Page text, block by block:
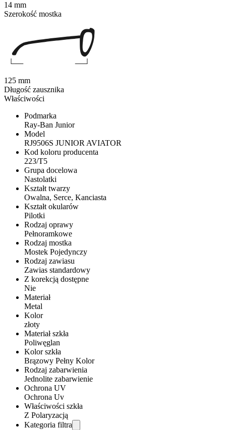
Właściwości
Podmarka
Ray-Ban Junior
Model
RJ9506S JUNIOR AVIATOR
Kod koloru producenta
223/T5
Grupa docelowa
Nastolatki
Kształt twarzy
Owalna, Serce, Kanciasta
Kształt okularów
Pilotki
Rodzaj oprawy
Pełnoramkowe
Rodzaj mostka
Mostek Pojedynczy
Rodzaj zawiasu
Zawias standardowy
Z korekcją dostępne
Nie
Materiał
Metal
Kolor
złoty
Materiał szkła
Poliwęglan
Kolor szkła
Brązowy Pełny Kolor
Rodzaj zabarwienia
Jednolite zabarwienie
Ochrona UV
Ochrona Uv
Właściwości szkła
Z Polaryzacją
Kategoria filtra
14 mm
Szerokość mostka
125 mm
Długość zausznika